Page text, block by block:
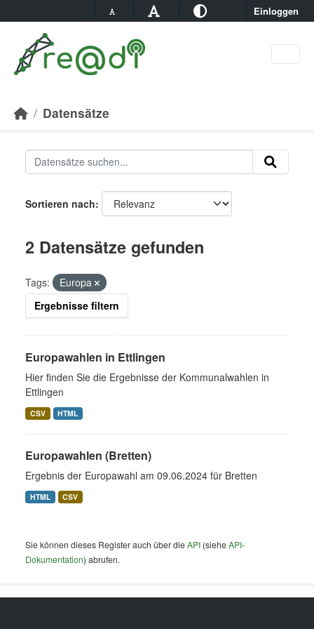
Einloggen
Datensätze
Sortieren nach
2 Datensätze gefunden
Tags:
Europa
Ergebnisse filtern
Europawahlen in Ettlingen
Hier finden Sie die Ergebnisse der Kommunalwahlen in
Ettlingen
CSV HTML
Europawahlen (Bretten)
Ergebnis der Europawahl am 09.06.2024 für Bretten
HTML CSV
Sie können dieses Register auch über dieAPI (sieheAPI-
Dokumentation) abrufen.